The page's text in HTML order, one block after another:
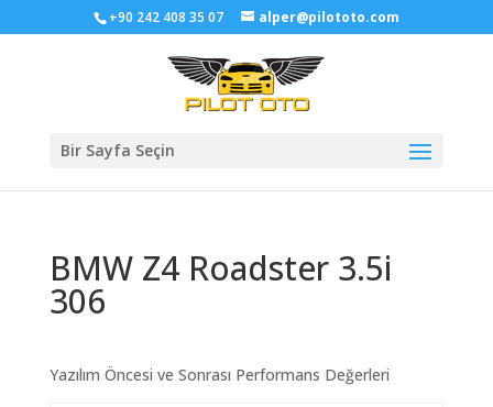
+90 242 408 35 07 alper@pilototo.com
Bir Sayfa Seçin
BMW Z4 Roadster 3.5i
306
Yazılım Öncesi ve Sonrası Performans Değerleri